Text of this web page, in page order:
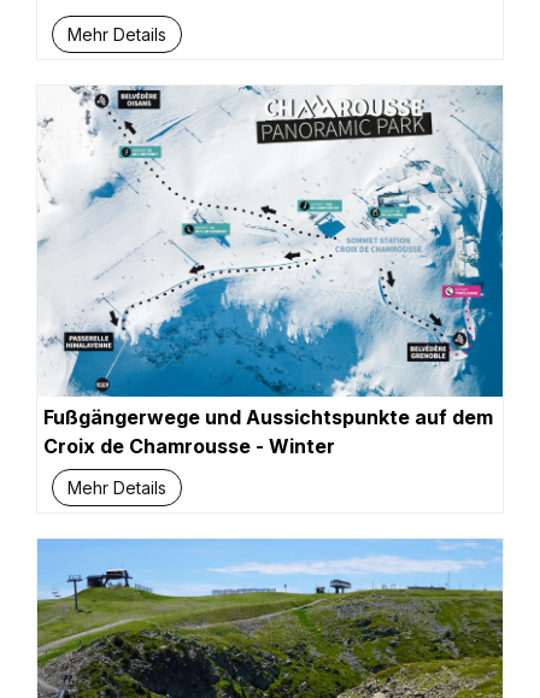
Mehr Details
Fußgängerwege und Aussichtspunkte auf dem
Croix de Chamrousse - Winter
Mehr Details